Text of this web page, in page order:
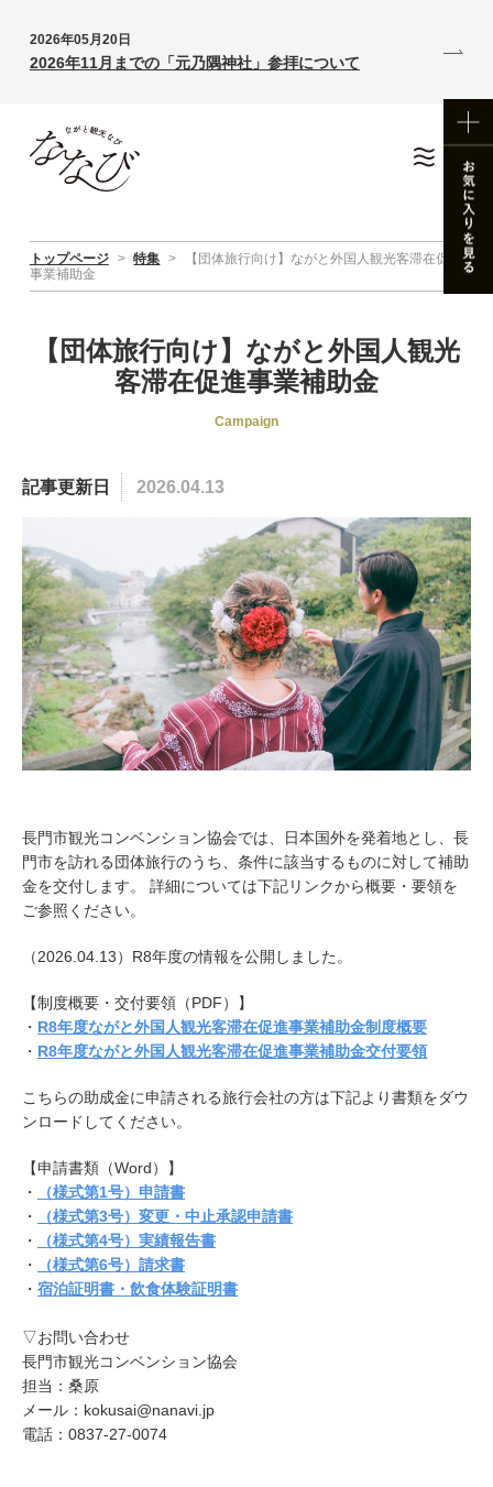
2026年05月20日
2026年11月までの「元乃隅神社」参拝について
トップページ > 特集 >
【団体旅行向け】ながと外国人観光客滞在促進
事業補助金
【団体旅行向け】ながと外国人観光
客滞在促進事業補助金
Campaign
記事更新日 2026.04.13
長門市観光コンベンション協会では、日本国外を発着地とし、長
門市を訪れる団体旅行のうち、条件に該当するものに対して補助
金を交付します。 詳細については下記リンクから概要・要領を
ご参照ください。
（2026.04.13）R8年度の情報を公開しました。
【制度概要・交付要領（PDF）】
・ R8年度ながと外国人観光客滞在促進事業補助金制度概要
・ R8年度ながと外国人観光客滞在促進事業補助金交付要領
こちらの助成金に申請される旅行会社の方は下記より書類をダウ
ンロードしてください。
【申請書類（Word）】
・
（様式第1号）申請書
・
（様式第3号）変更・中止承認申請書
・
（様式第4号）実績報告書
・
（様式第6号）請求書
・ 宿泊証明書・飲食体験証明書
▽お問い合わせ
長門市観光コンベンション協会
担当：桑原
メール：kokusai@nanavi.jp
電話：0837-27-0074